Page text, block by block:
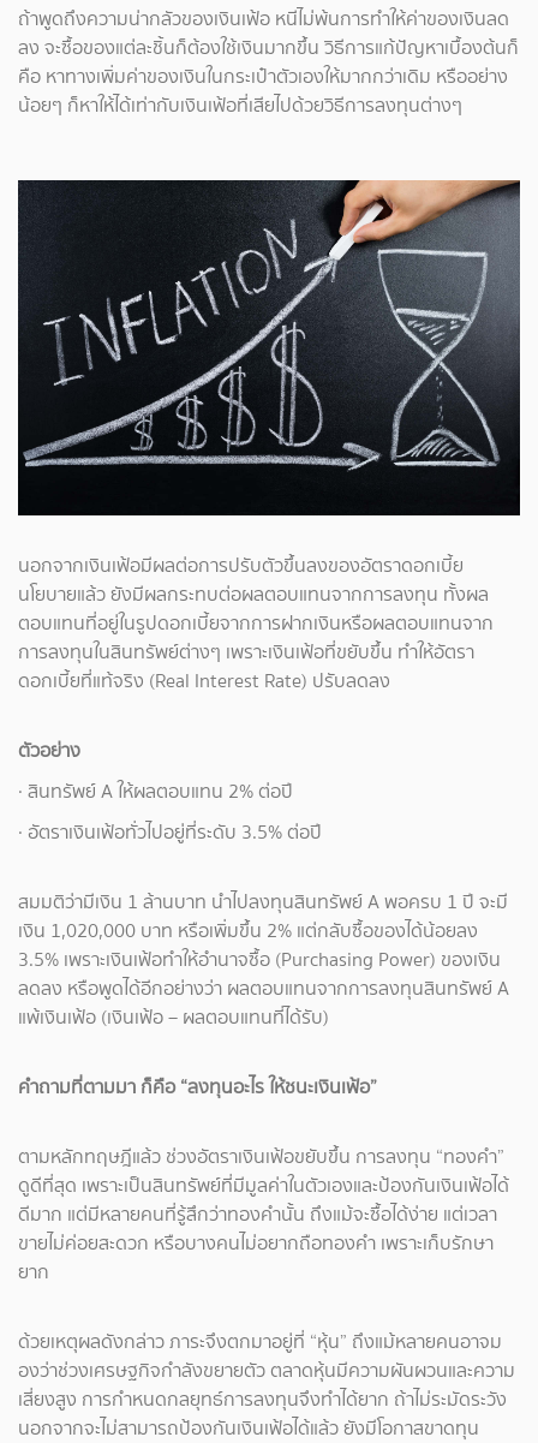
ถ้าพูดถึงความน่ากลัวของเงินเฟ้อ หนีไม่พ้นการทำให้ค่าของเงินลด
ลง จะซื้อของแต่ละชิ้นก็ต้องใช้เงินมากขึ้น วิธีการแก้ปัญหาเบื้องต้นก็
คือ หาทางเพิ่มค่าของเงินในกระเป๋าตัวเองให้มากกว่าเดิม หรืออย่าง
น้อยๆ ก็หาให้ได้เท่ากับเงินเฟ้อที่เสียไปด้วยวิธีการลงทุนต่างๆ
นอกจากเงินเฟ้อมีผลต่อการปรับตัวขึ้นลงของอัตราดอกเบี้ย
นโยบายแล้ว ยังมีผลกระทบต่อผลตอบแทนจากการลงทุน ทั้งผล
ตอบแทนที่อยู่ในรูปดอกเบี้ยจากการฝากเงินหรือผลตอบแทนจาก
การลงทุนในสินทรัพย์ต่างๆ เพราะเงินเฟ้อที่ขยับขึ้น ทำให้อัตรา
ดอกเบี้ยที่แท้จริง (Real Interest Rate) ปรับลดลง
ตัวอย่าง
· สินทรัพย์ A ให้ผลตอบแทน 2% ต่อปี
· อัตราเงินเฟ้อทั่วไปอยู่ที่ระดับ 3.5% ต่อปี
สมมติว่ามีเงิน 1 ล้านบาท นำไปลงทุนสินทรัพย์ A พอครบ 1 ปี จะมี
เงิน 1,020,000 บาท หรือเพิ่มขึ้น 2% แต่กลับซื้อของได้น้อยลง
3.5% เพราะเงินเฟ้อทำให้อำนาจซื้อ (Purchasing Power) ของเงิน
ลดลง หรือพูดได้อีกอย่างว่า ผลตอบแทนจากการลงทุนสินทรัพย์ A
แพ้เงินเฟ้อ (เงินเฟ้อ – ผลตอบแทนที่ได้รับ)
คำถามที่ตามมา ก็คือ “ลงทุนอะไร ให้ชนะเงินเฟ้อ”
ตามหลักทฤษฎีแล้ว ช่วงอัตราเงินเฟ้อขยับขึ้น การลงทุน “ทองคำ”
ดูดีที่สุด เพราะเป็นสินทรัพย์ที่มีมูลค่าในตัวเองและป้องกันเงินเฟ้อได้
ดีมาก แต่มีหลายคนที่รู้สึกว่าทองคำนั้น ถึงแม้จะซื้อได้ง่าย แต่เวลา
ขายไม่ค่อยสะดวก หรือบางคนไม่อยากถือทองคำ เพราะเก็บรักษา
ยาก
ด้วยเหตุผลดังกล่าว ภาระจึงตกมาอยู่ที่ “หุ้น” ถึงแม้หลายคนอาจม
องว่าช่วงเศรษฐกิจกำลังขยายตัว ตลาดหุ้นมีความผันผวนและความ
เสี่ยงสูง การกำหนดกลยุทธ์การลงทุนจึงทำได้ยาก ถ้าไม่ระมัดระวัง
นอกจากจะไม่สามารถป้องกันเงินเฟ้อได้แล้ว ยังมีโอกาสขาดทุน